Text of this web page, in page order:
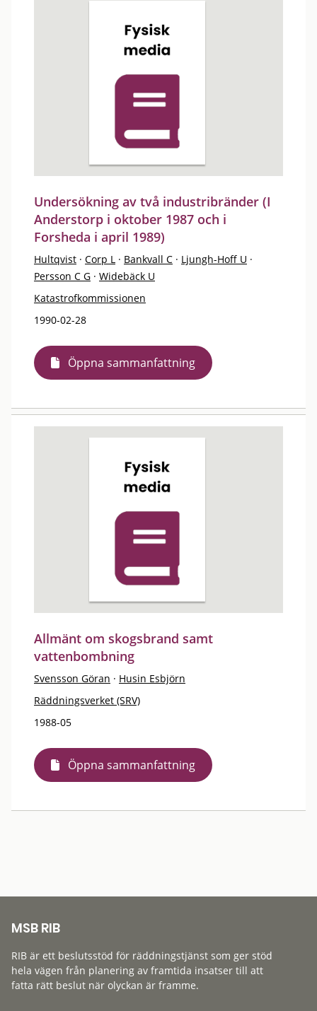
Undersökning av två industribränder (I
Anderstorp i oktober 1987 och i
Forsheda i april 1989)
Hultqvist · Corp L · Bankvall C · Ljungh-Hoff U ·
Persson C G · Widebäck U
Katastrofkommissionen
1990-02-28
Öppna sammanfattning
Allmänt om skogsbrand samt
vattenbombning
Svensson Göran · Husin Esbjörn
Räddningsverket (SRV)
1988-05
Öppna sammanfattning
MSB RIB
RIB är ett beslutsstöd för räddningstjänst som ger stöd
hela vägen från planering av framtida insatser till att
fatta rätt beslut när olyckan är framme.